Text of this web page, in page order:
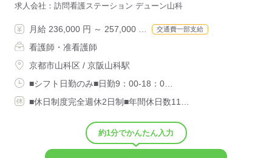
求人会社 訪問看護ステーション デューン山科
月給 236,000 円 ～ 257,000 … 交通費一部支給
看護師・准看護師
京都市山科区 / 京阪山科駅
■シフト日勤のみ■日勤9：00-18：0…
■休日制度完全週休2日制■年間休日数11…
約1分でかんたん入力